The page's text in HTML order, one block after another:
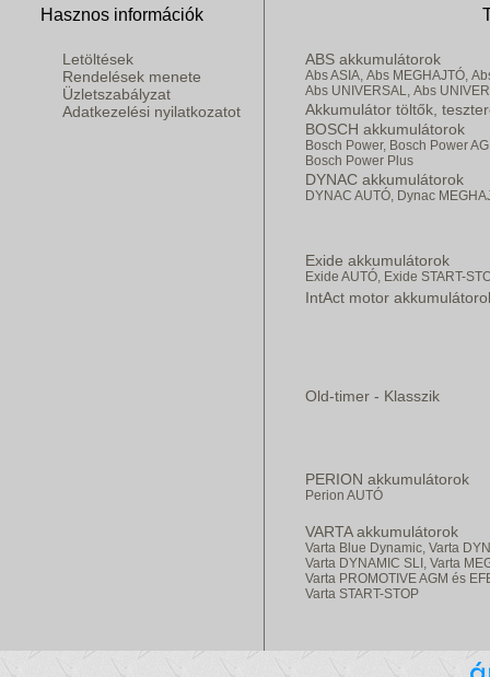
Hasznos információk
Letöltések
Rendelések menete
Üzletszabályzat
Adatkezelési nyilatkozatot
ABS akkumulátorok
Abs ASIA, Abs MEGHAJTÓ,
Abs UNIVERSAL, Abs
Akkumulátor töltők,
BOSCH akkumulátorok
Bosch Power, Bosch Power
Bosch Power Plus
DYNAC akkumulátorok
DYNAC AUTÓ, Dynac
Exide akkumulátorok
Exide AUTÓ, Exide START-
IntAct motor
Old-timer - Klasszik
PERION akkumulátorok
Perion AUTÓ
VARTA akkumulátorok
Varta Blue Dynamic, Varta
Varta DYNAMIC SLI, Varta
Varta PROMOTIVE AGM és
Varta START-STOP